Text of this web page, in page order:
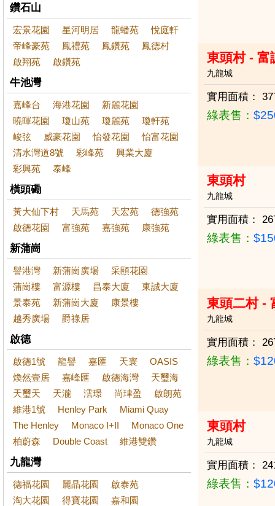
鑽石山
宏景花園 星河明居 龍蟠苑
悅庭軒
帝峰豪苑
鳳禮苑 鳳鑽苑
鳳德村
啟翔苑
啟鑽苑
牛池灣
嘉峰台 海港花園
新麗花園
曉暉花園
瓊山苑 瓊麗苑
瓊軒苑
峻弦
威豪花園 怡發花園
怡富花園
清水灣道8號
彩峰苑
興業大廈
彩興苑
泰峰
橫頭磡
黃大仙下村 天馬苑 天宏苑
德強苑
啟德花園
富強苑 嘉強苑 康強苑
新蒲崗
譽港灣 新蒲崗廣場
采頤花園
蒲崗樓
富源樓 昌泰大廈
東誠大廈
景泰苑
新蒲崗大廈
康景樓
越秀廣場
爵祿居
啟德
啟德1號 龍譽 嘉匯 天寰
OASIS
煥然壹居
嘉峰匯 啟德海灣
天璽海
天璽天
天瀧 澐璟 尚珒盈
啟朗苑
維港1號
Henley Park
Miami Quay
The Henley
Monaco I+II
Monaco One
柏蔚森
Double Coast 維港雙鑽
九龍灣
德福花園 麗晶花園
啟泰苑
淘大花園
得寶花園 嘉和園
東頭村 - 富
九龍城
實用面積：
綠表售：
東頭村
九龍城
實用面積：
綠表售：
東頭二村 -
九龍城
實用面積：
綠表售：
東頭村
九龍城
實用面積：
綠表售：